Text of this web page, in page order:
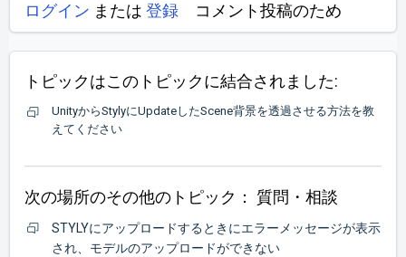
ログイン または 登録 コメント投稿のため
トピックはこのトピックに結合されました:
UnityからStylyにUpdateしたScene背景を透過させる方法を教
えてください
次の場所のその他のトピック： 質問・相談
STYLYにアップロードするときにエラーメッセージが表示
され、モデルのアップロードができない